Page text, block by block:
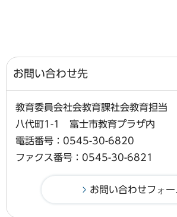
お問い合わせ先
教育委員会社会教育課社会教育担当
八代町1-1 富士市教育プラザ内
電話番号：0545-30-6820
ファクス番号：0545-30-6821